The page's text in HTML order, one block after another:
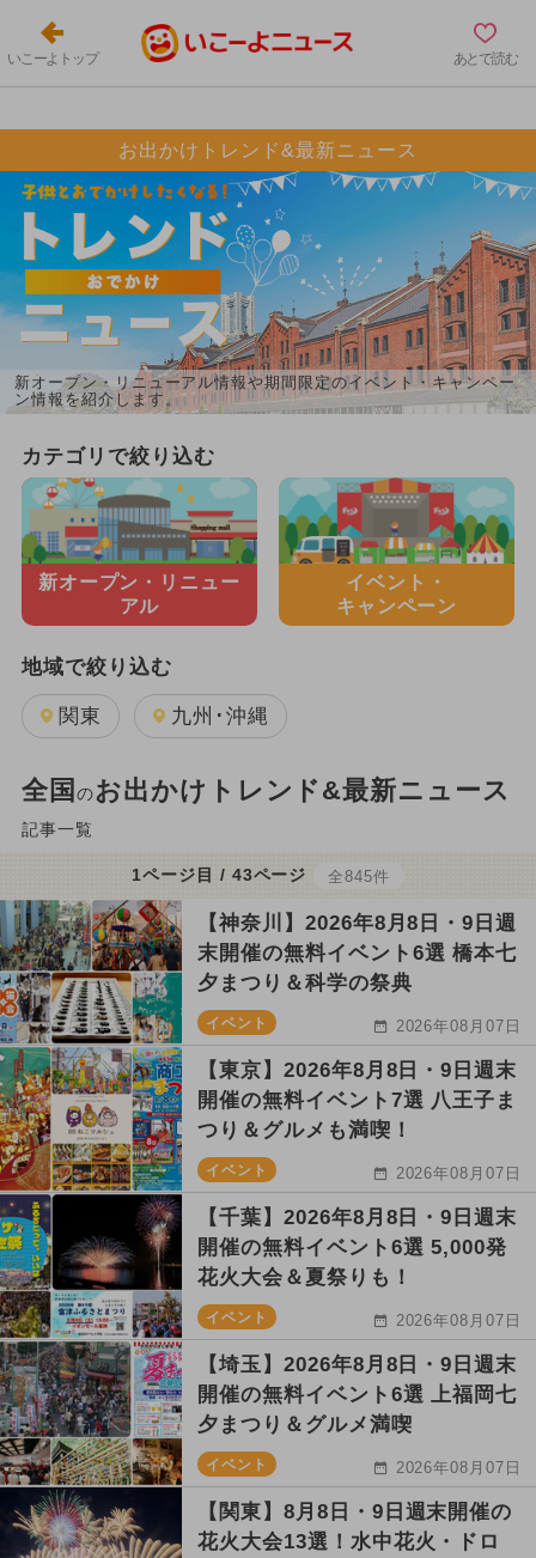
いこーよトップ あとで読む
お出かけトレンド&最新ニュース
新オープン・リニューアル情報や期間限定のイベント・キャンペー
ン情報を紹介します。
カテゴリで絞り込む
新オープン・ リニュー
アル
イベント・
キャンペーン
地域で絞り込む
関東 九州･沖縄
全国 のお出かけトレンド&最新ニュース
記事一覧
1ページ目 / 43ページ 全845件
【神奈川】2026年8月8日・9日週
末開催の無料イベント6選 橋本七
夕まつり＆科学の祭典
イベント 2026年08月07日
【東京】2026年8月8日・9日週末
開催の無料イベント7選 八王子ま
つり＆グルメも満喫！
イベント 2026年08月07日
【千葉】2026年8月8日・9日週末
開催の無料イベント6選 5,000発
花火大会＆夏祭りも！
イベント 2026年08月07日
【埼玉】2026年8月8日・9日週末
開催の無料イベント6選 上福岡七
夕まつり＆グルメ満喫
イベント 2026年08月07日
【関東】8月8日・9日週末開催の
花火大会13選！水中花火・ドロ